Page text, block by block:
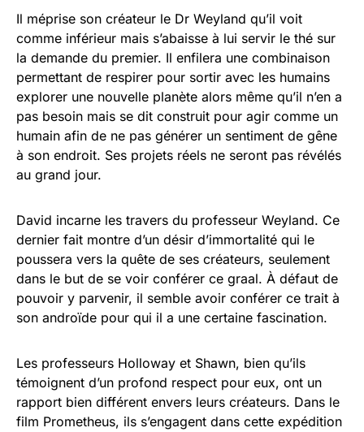
Il méprise son créateur le Dr Weyland qu’il voit
comme inférieur mais s’abaisse à lui servir le thé sur
la demande du premier. Il enfilera une combinaison
permettant de respirer pour sortir avec les humains
explorer une nouvelle planète alors même qu’il n’en a
pas besoin mais se dit construit pour agir comme un
humain afin de ne pas générer un sentiment de gêne
à son endroit. Ses projets réels ne seront pas révélés
au grand jour.
David incarne les travers du professeur Weyland. Ce
dernier fait montre d’un désir d’immortalité qui le
poussera vers la quête de ses créateurs, seulement
dans le but de se voir conférer ce graal. À défaut de
pouvoir y parvenir, il semble avoir conférer ce trait à
son androïde pour qui il a une certaine fascination.
Les professeurs Holloway et Shawn, bien qu’ils
témoignent d’un profond respect pour eux, ont un
rapport bien différent envers leurs créateurs. Dans le
film Prometheus, ils s’engagent dans cette expédition